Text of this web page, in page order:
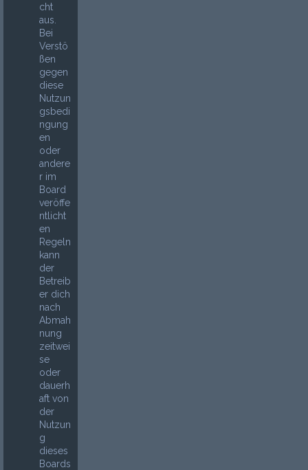
cht
aus.
Bei
Verstö
ßen
gegen
diese
Nutzun
gsbedi
ngung
en
oder
andere
r im
Board
veröffe
ntlicht
en
Regeln
kann
der
Betreib
er dich
nach
Abmah
nung
zeitwei
se
oder
dauerh
aft von
der
Nutzun
g
dieses
Boards